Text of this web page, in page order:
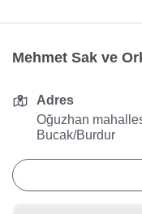
Mehmet Sak ve
Adres
Oğuzhan
Bucak/Burdur